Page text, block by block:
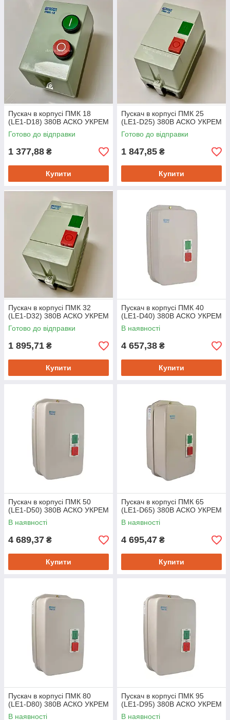
Пускач в корпусі ПМК 18
(LE1-D18) 380В АСКО УКРЕМ
Готово до відправки
1 377,88 ₴
Купити
Пускач в корпусі ПМК 25
(LE1-D25) 380В АСКО УКРЕМ
Готово до відправки
1 847,85 ₴
Купити
Пускач в корпусі ПМК 32
(LE1-D32) 380В АСКО УКРЕМ
Готово до відправки
1 895,71 ₴
Купити
Пускач в корпусі ПМК 40
(LE1-D40) 380В АСКО УКРЕМ
В наявності
4 657,38 ₴
Купити
Пускач в корпусі ПМК 50
(LE1-D50) 380В АСКО УКРЕМ
В наявності
4 689,37 ₴
Купити
Пускач в корпусі ПМК 65
(LE1-D65) 380В АСКО УКРЕМ
В наявності
4 695,47 ₴
Купити
Пускач в корпусі ПМК 80
(LE1-D80) 380В АСКО УКРЕМ
В наявності
Пускач в корпусі ПМК 95
(LE1-D95) 380В АСКО УКРЕМ
В наявності